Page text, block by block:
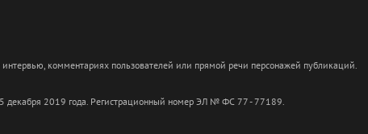
комментариях пользователей или прямой речи персонажей публикаций.
декабря 2019 года. Регистрационный номер ЭЛ № ФС 77 - 77189.